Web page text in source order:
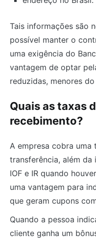
Tais informações são
possível manter o
uma exigência do
vantagem de optar
reduzidas, menores
Quais as taxas
recebimento?
A empresa cobra uma
transferência, além
IOF e IR quando
uma vantagem para
que geram cupons
Quando a pessoa
cliente ganha um